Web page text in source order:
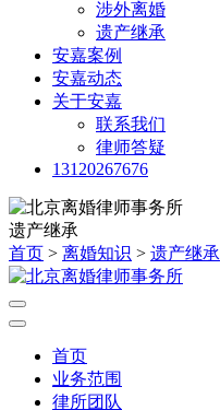
涉外离婚
遗产继承
安嘉案例
安嘉动态
关于安嘉
联系我们
律师答疑
13120267676
遗产继承
首页 > 离婚知识 > 遗产继承
首页
业务范围
律所团队